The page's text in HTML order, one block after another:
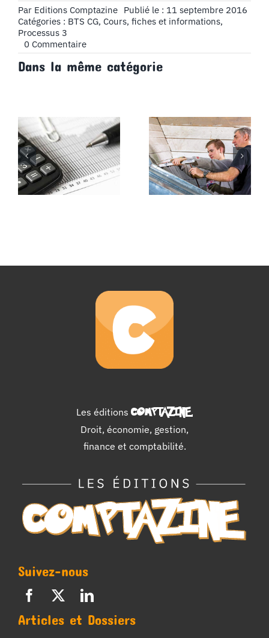
Par Editions Comptazine Publié le : 11 septembre 2016
Catégories : BTS CG, Cours, fiches et informations,
Processus 3
0 Commentaireon
Chapitre
2
la
TVA,
Partie
1
:
la
TVA
BTS
CG
Dans la même catégorie
Les soldes
intermédiaires
de gestion
Déroulement
d’un stage
Les éditions COMPTAZINE.
Droit, économie, gestion,
finance et comptabilité.
Suivez-nous
Articles et Dossiers